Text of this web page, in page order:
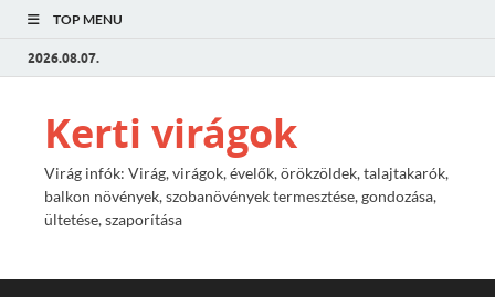
TOP MENU
2026.08.07.
Kerti virágok
Virág infók: Virág, virágok, évelők, örökzöldek, talajtakarók,
balkon növények, szobanövények termesztése, gondozása,
ültetése, szaporítása